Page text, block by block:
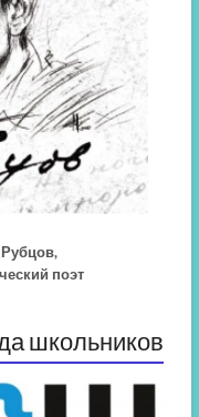
поэт
школьников